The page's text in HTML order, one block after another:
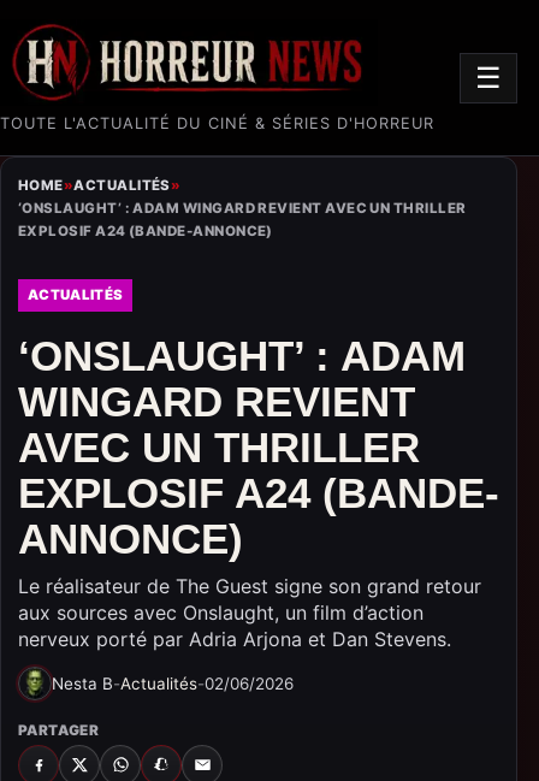
TOUTE L'ACTUALITÉ DU CINÉ & SÉRIES D'HORREUR
☰
HOME»ACTUALITÉS»
‘ONSLAUGHT’ : ADAM WINGARD REVIENT AVEC UN THRILLER
EXPLOSIF A24 (BANDE-ANNONCE)
ACTUALITÉS
‘ONSLAUGHT’ : ADAM
WINGARD REVIENT
AVEC UN THRILLER
EXPLOSIF A24 (BANDE-
ANNONCE)
Le réalisateur de The Guest signe son grand retour
aux sources avec Onslaught, un film d’action
nerveux porté par Adria Arjona et Dan Stevens.
Nesta B-Actualités-02/06/2026
PARTAGER
FACEBOOK
X WHATSAPP
SNAPCHAT
EMAIL